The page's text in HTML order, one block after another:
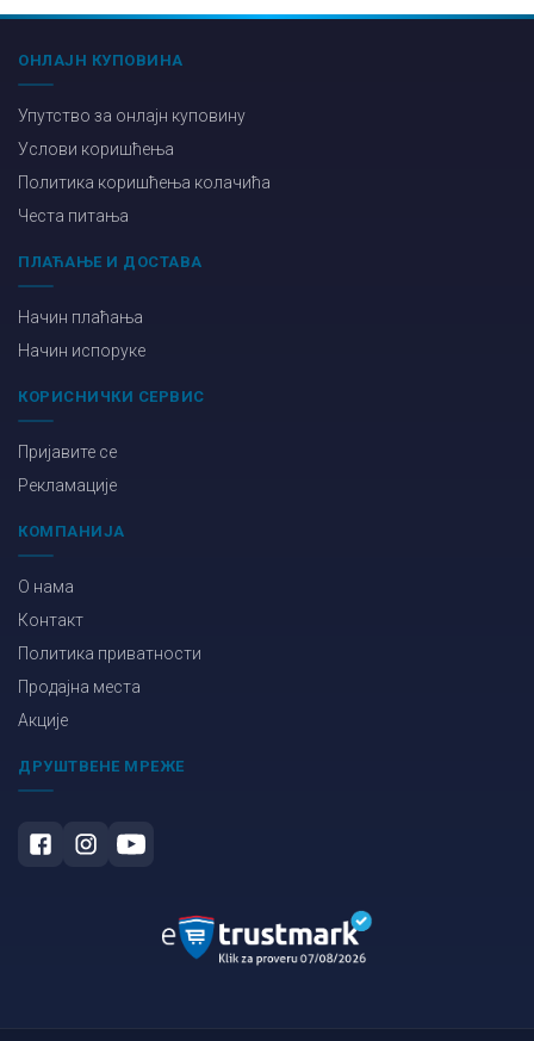
ОНЛАЈН КУПОВИНА
Упутство за онлајн куповину
Услови коришћења
Политика коришћења колачића
Честа питања
ПЛАЋАЊЕ И ДОСТАВА
Начин плаћања
Начин испоруке
КОРИСНИЧКИ СЕРВИС
Пријавите се
Рекламације
КОМПАНИЈА
О нама
Контакт
Политика приватности
Продајна места
Акције
ДРУШТВЕНЕ МРЕЖЕ